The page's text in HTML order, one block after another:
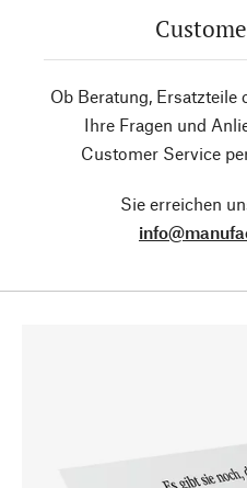
Ob Beratung, Ersatzteile
Ihre Fragen und
Customer Service
Sie erreichen